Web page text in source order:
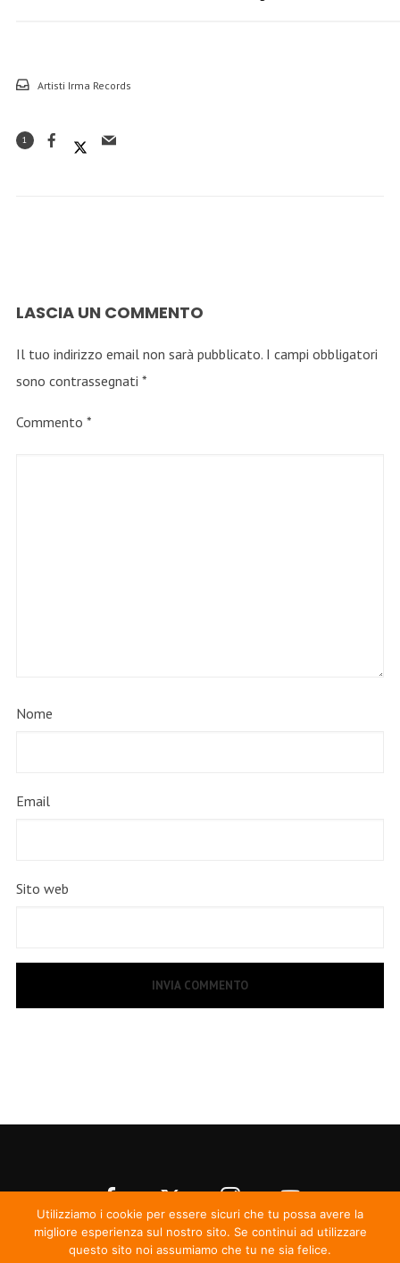
Artisti Irma Records
1
LASCIA UN COMMENTO
Il tuo indirizzo email non sarà pubblicato. I campi obbligatori
sono contrassegnati *
Commento *
Nome
Email
Sito web
Utilizziamo i cookie per essere sicuri che tu possa avere la
migliore esperienza sul nostro sito. Se continui ad utilizzare
questo sito noi assumiamo che tu ne sia felice.